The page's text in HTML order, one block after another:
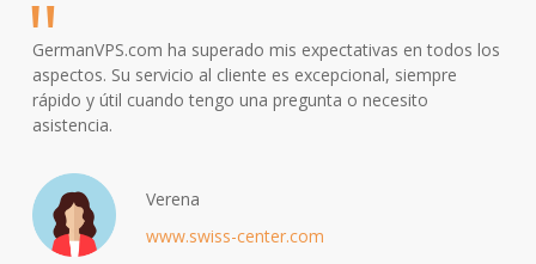
GermanVPS.com ha superado mis expectativas en todos los
aspectos. Su servicio al cliente es excepcional, siempre
rápido y útil cuando tengo una pregunta o necesito
asistencia.
Verena
www.swiss-center.com